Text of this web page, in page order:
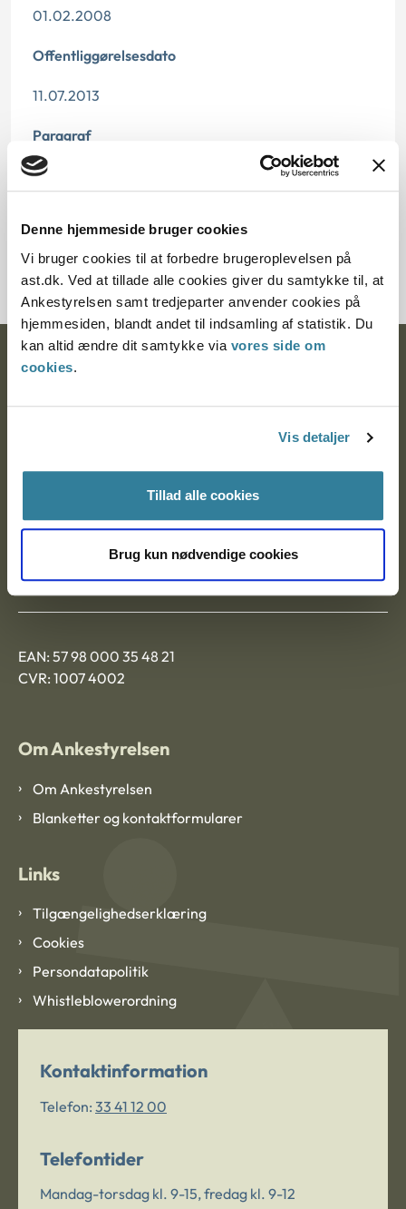
Denne hjemmeside bruger cookies
Vi bruger cookies til at forbedre brugeroplevelsen på
ast.dk. Ved at tillade alle cookies giver du samtykke til, at
Ankestyrelsen samt tredjeparter anvender cookies på
hjemmesiden, blandt andet til indsamling af statistik. Du
kan altid ændre dit samtykke via vores side om
cookies.
Vis detaljer
Tillad alle cookies
Brug kun nødvendige cookies
01.02.2008
Offentliggørelsesdato
11.07.2013
Paragraf
§ 48 § 37 § 33
6000271-07
Ankestyrelsen
Postadresse:
Ankestyrelsen Aalborg
Ankestyrelsen København
EAN: 57 98 000 35 48 21
CVR: 1007 4002
Om Ankestyrelsen
Om Ankestyrelsen
Blanketter og kontaktformularer
Links
Tilgængelighedserklæring
Cookies
Persondatapolitik
Whistleblowerordning
Kontaktinformation
Telefon: 33 41 12 00
Telefontider
Mandag-torsdag kl. 9-15, fredag kl. 9-12